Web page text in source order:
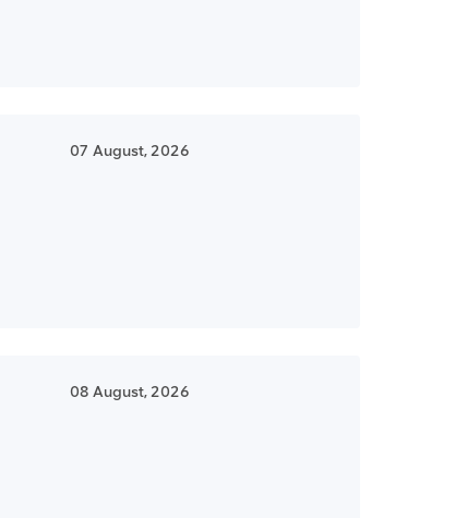
07 August, 2026
08 August, 2026